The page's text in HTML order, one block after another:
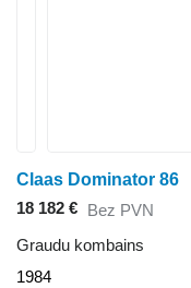
Claas Dominator 86
18 182 € Bez PVN
Graudu kombains
1984